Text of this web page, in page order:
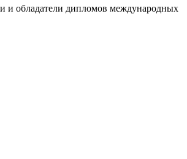
и обладатели дипломов международных